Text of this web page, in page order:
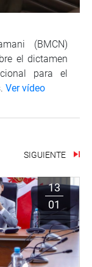
(BMCN)
el dictamen
para el
Ver vídeo
SIGUIENTE
13
01